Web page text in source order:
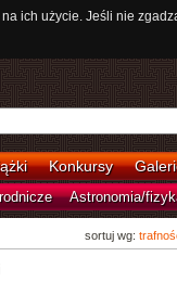
ich użycie. Jeśli nie
Konkursy
Astronomia/
sortuj wg: